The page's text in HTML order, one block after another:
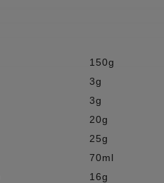
150g
3g
3g
20g
25g
70ml
16g